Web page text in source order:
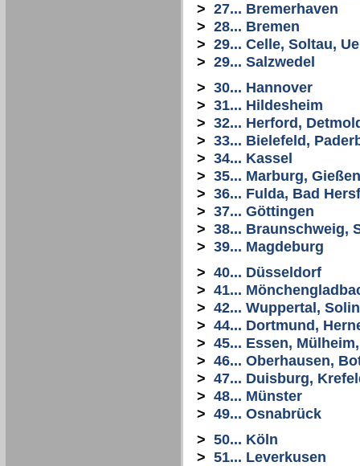
> 27... Bremerhaven
> 28... Bremen
> 29... Celle, Soltau,
> 29... Salzwedel
> 30... Hannover
> 31... Hildesheim
> 32... Herford,
> 33... Bielefeld,
> 34... Kassel
> 35... Marburg,
> 36... Fulda, Bad
> 37... Göttingen
> 38... Braunschweig,
> 39... Magdeburg
> 40... Düsseldorf
> 41...
> 42... Wuppertal,
> 44... Dortmund,
> 45... Essen,
> 46... Oberhausen,
> 47... Duisburg,
> 48... Münster
> 49... Osnabrück
> 50... Köln
> 51... Leverkusen